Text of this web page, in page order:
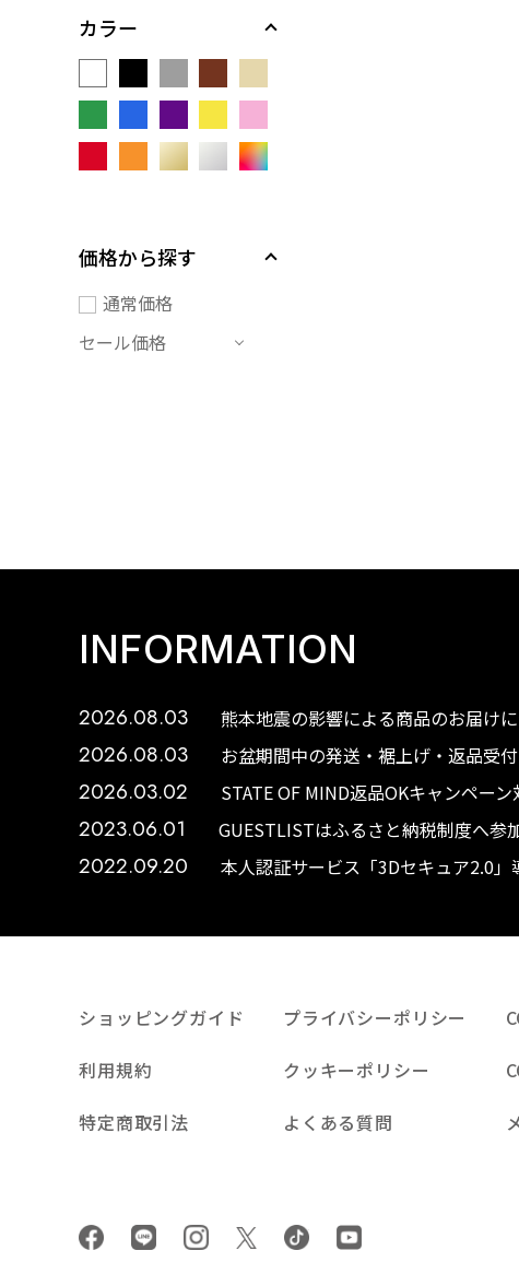
カラー
価格から探す
通常価格
セール価格
INFORMATION
2026.08.03 熊本地震の影響による商品のお届けに
2026.08.03 お盆期間中の発送・裾上げ・返品受付
2026.03.02 STATE OF MIND返品OKキャンペー
2023.06.01 GUESTLISTはふるさと納税制度へ参
2022.09.20 本人認証サービス「3Dセキュア2.0」
ショッピングガイド
利用規約
特定商取引法
プライバシーポリシー
クッキーポリシー
よくある質問
Facebook Instagram Twiiter tiktok youtube